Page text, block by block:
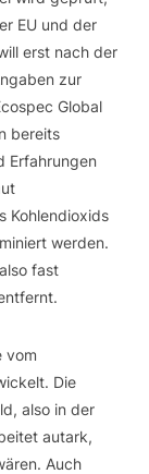
EU und der
erst nach der
zur
Global
bereits
Erfahrungen
Kohlendioxids
werden.
fast
vom
Die
also in der
autark,
Auch